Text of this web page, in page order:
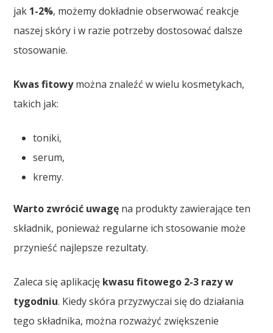
jak 1-2%, możemy dokładnie obserwować reakcje
naszej skóry i w razie potrzeby dostosować dalsze
stosowanie.
Kwas fitowymożna znaleźć w wielu kosmetykach,
takich jak:
toniki,
serum,
kremy.
Warto zwrócić uwagę na produkty zawierające ten
składnik, ponieważ regularne ich stosowanie może
przynieść najlepsze rezultaty.
Zaleca się aplikację kwasu fitowego 2-3 razy w
tygodniu. Kiedy skóra przyzwyczai się do działania
tego składnika, można rozważyć zwiększenie